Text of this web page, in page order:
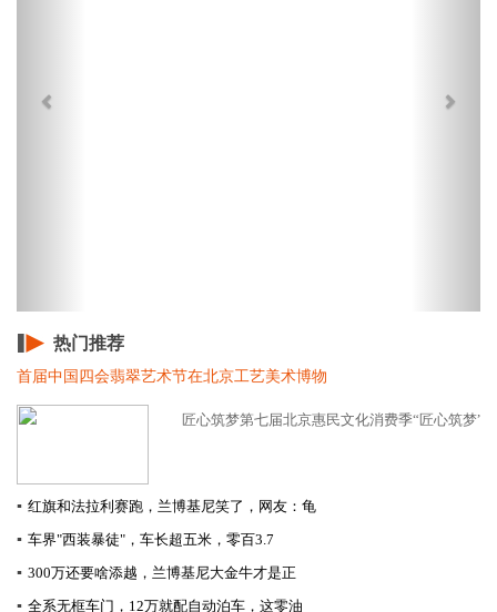
热门推荐
首届中国四会翡翠艺术节在北京工艺美术博物
匠心筑梦第七届北京惠民文化消费季“匠心筑梦
▪ 红旗和法拉利赛跑，兰博基尼笑了，网友：龟
▪ 车界"西装暴徒"，车长超五米，零百3.7
▪ 300万还要啥添越，兰博基尼大金牛才是正
▪ 全系无框车门，12万就配自动泊车，这零油